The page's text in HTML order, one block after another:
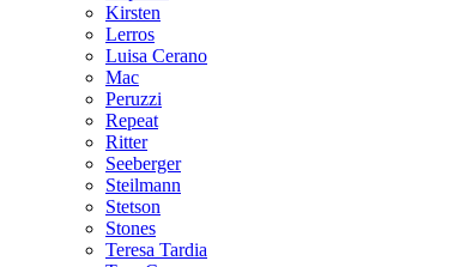
Kirsten
Lerros
Luisa Cerano
Mac
Peruzzi
Repeat
Ritter
Seeberger
Steilmann
Stetson
Stones
Teresa Tardia